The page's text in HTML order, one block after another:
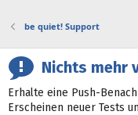
be quiet! Support
Nichts mehr
Erhalte eine Push-
Erscheinen neuer Tests